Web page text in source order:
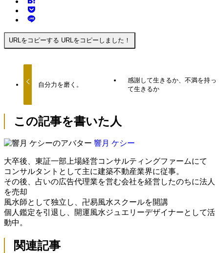
URLをコピーする URLをコピーしました！
自分力を磨く。
感謝して生きるか、不満を持っ
て生きるか
この記事を書いた人
響月 ケシー
大卒後、東証一部上場経営コンサルティングファームにて
コンサルタントとして主に建築不動産業界に従事。
その後、占いの広告代理業を営む会社を経営したのちに法人
を売却
風水師として独立し、卍易風水スクールを開講
個人鑑定を引退し、開運風水ジュエリーデザイナーとして活
動中。
関連記事